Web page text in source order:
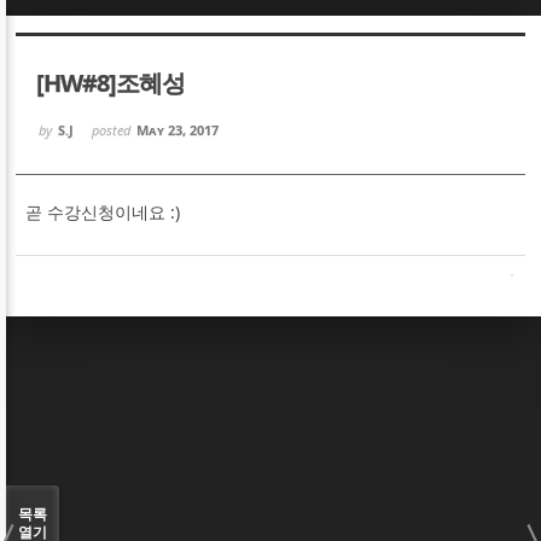
[HW#8]조혜성
by S.J posted May 23, 2017
곧 수강신청이네요 :)
목록
열기
Sketchbook5, 스케치북5
Sketchbook5, 스케치북5
Sketchbook5, 스케치북5
Sketchbook5, 스케치북5